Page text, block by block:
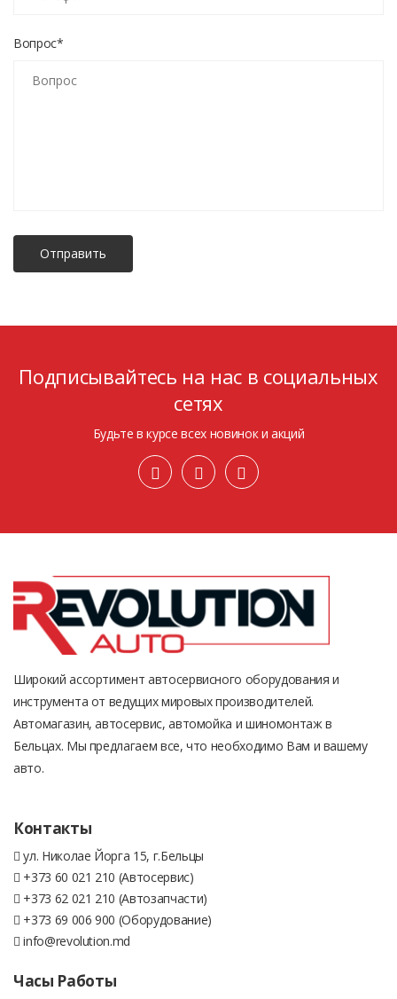
Вопрос*
Отправить
Подписывайтесь на нас в социальных
сетях
Будьте в курсе всех новинок и акций
Широкий ассортимент автосервисного оборудования и
инструмента от ведущих мировых производителей.
Автомагазин, автосервис, автомойка и шиномонтаж в
Бельцах. Мы предлагаем все, что необходимо Вам и вашему
авто.
Контакты
ул. Николае Йорга 15, г.Бельцы
+373 60 021 210 (Автосервис)
+373 62 021 210 (Автозапчасти)
+373 69 006 900 (Оборудование)
info@revolution.md
Часы Работы